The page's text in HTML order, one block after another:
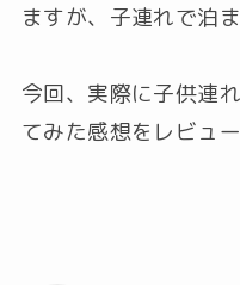
ますが、子連れで泊
今回、実際に子供連
てみた感想をレビュ